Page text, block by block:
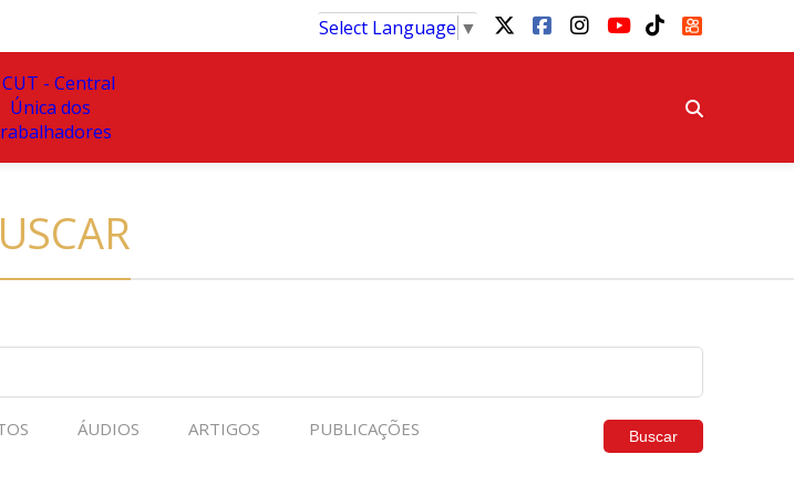
Select Language ▼
ÁUDIOS ARTIGOS PUBLICAÇÕES Buscar